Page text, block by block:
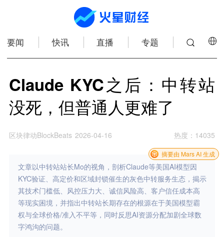
要闻 快讯 直播 专题
Claude KYC之后：中转站
没死，但普通人更难了
区块律动BlockBeats 2026-04-16 热度 ： 14035
文章以中转站站长Mo的视角，剖析Claude等美国AI模型因
KYC验证、高定价和区域封锁催生的灰色中转服务生态，揭示
其技术门槛低、风控压力大、诚信风险高、客户信任成本高
等现实困境，并指出中转站长期存在的根源在于美国模型霸
权与全球价格/准入不平等，同时反思AI资源分配加剧全球数
字鸿沟的问题。
摘要由 Mars AI 生成